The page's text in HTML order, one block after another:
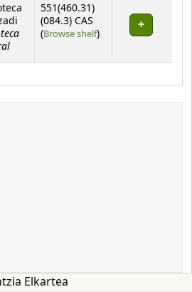
551(460.31)
(084.3) CAS
(Browse shelf(Opens below)
)
Elkartea